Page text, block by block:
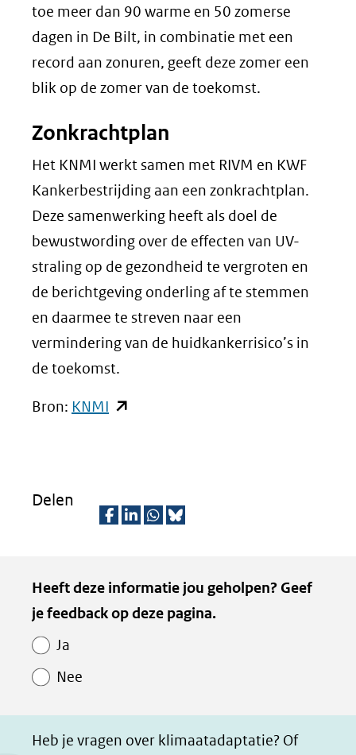
(verwijst
naar
een
andere
toe meer dan 90 warme en 50 zomerse
dagen in De Bilt, in combinatie met een
record aan zonuren, geeft deze zomer een
blik op de zomer van de toekomst.
Zonkrachtplan
Het KNMI werkt samen met RIVM en KWF
Kankerbestrijding aan een zonkrachtplan.
Deze samenwerking heeft als doel de
bewustwording over de effecten van UV-
straling op de gezondheid te vergroten en
de berichtgeving onderling af te stemmen
en daarmee te streven naar een
vermindering van de huidkankerrisico’s in
de toekomst.
Bron: KNMI (opent
(verwijst
andere
website)
Delen
l
e
a
l
e
i
l
e
h
z
e
n
Kopie
van
Paginawaardering
Heeft deze informatie jou geholpen? Geef
je feedback op deze pagina.
Ja
Nee
Heb je vragen over klimaatadaptatie? Of